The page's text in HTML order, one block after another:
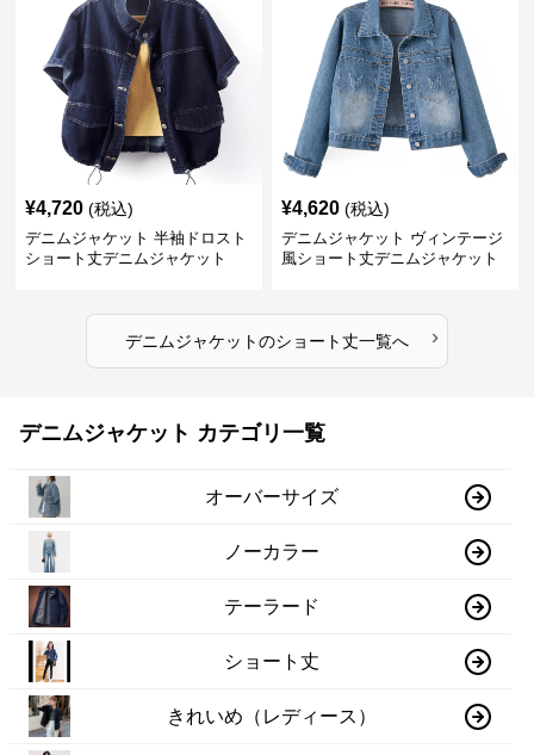
¥4,720 (税込)
デニムジャケット 半袖ドロスト
ショート丈デニムジャケット
¥4,620 (税込)
デニムジャケット ヴィンテージ
風ショート丈デニムジャケット
デニムジャケットのショート丈一覧へ ›
デニムジャケット カテゴリ一覧
オーバーサイズ
ノーカラー
テーラード
ショート丈
きれいめ（レディース）